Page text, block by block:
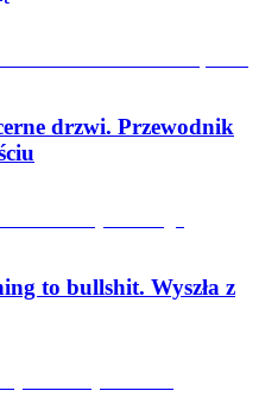
drzwi. Przewodnik
to bullshit. Wyszła z